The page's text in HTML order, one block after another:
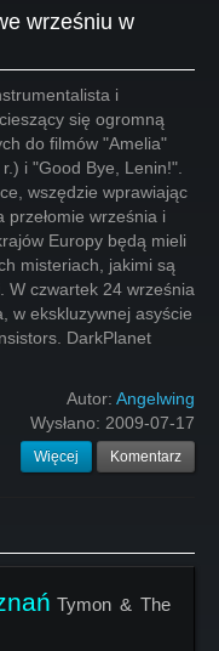
wrześniu w
i
się ogromną
do filmów "Amelia"
i "Good Bye, Lenin!".
wszędzie wprawiając
przełomie września i
Europy będą mieli
misteriach, jakimi są
W czwartek 24 września
w ekskluzywnej asyście
DarkPlanet
Autor: Angelwing
Wysłano: 2009-07-17
Więcej Komentarz
Tymon & The